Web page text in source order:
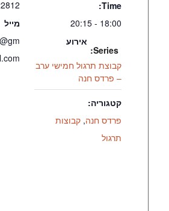
Time:
18:00 - 20:15
Series:
קבוצת תרגול חמישי ערב
– פרדס חנה
אירוע
קטגוריה:
פרדס חנה, קבוצות
תרגול
מייל